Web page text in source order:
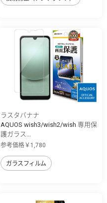
ラスタバナナ
AQUOS wish3/wish2/wish 専用保
護ガラス...
参考価格￥1,780
ガラスフィルム